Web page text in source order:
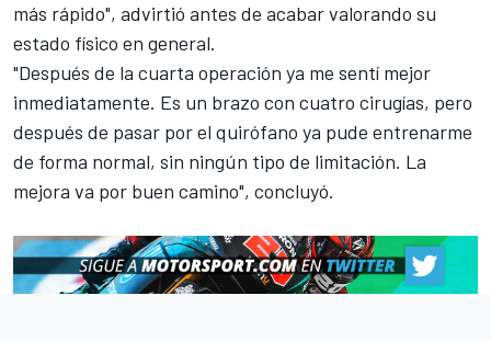
más rápido", advirtió antes de acabar valorando su
estado físico en general.
"Después de la cuarta operación ya me sentí mejor
inmediatamente. Es un brazo con cuatro cirugías, pero
después de pasar por el quirófano ya pude entrenarme
de forma normal, sin ningún tipo de limitación. La
mejora va por buen camino", concluyó.